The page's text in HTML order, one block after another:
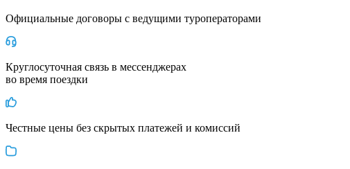
Официальные договоры с ведущими туроператорами
Круглосуточная связь в мессенджерах
во время поездки
Честные цены без скрытых платежей и комиссий